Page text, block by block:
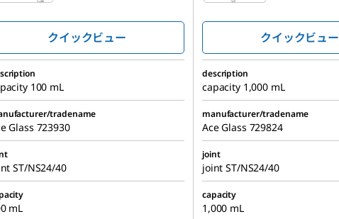
クイックビュー クイックビュー
100 mL
description
capacity 1,000 mL
tradename
Glass 723930
manufacturer/tradename
Ace Glass 729824
ST/NS24/40
joint
joint ST/NS24/40
mL
capacity
1,000 mL